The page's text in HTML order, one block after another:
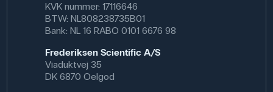
KVK nummer: 17116646
BTW: NL808238735B01
Bank: NL 16 RABO 0101 6676 98
Frederiksen Scientific A/S
Viaduktvej 35
DK 6870 Oelgod